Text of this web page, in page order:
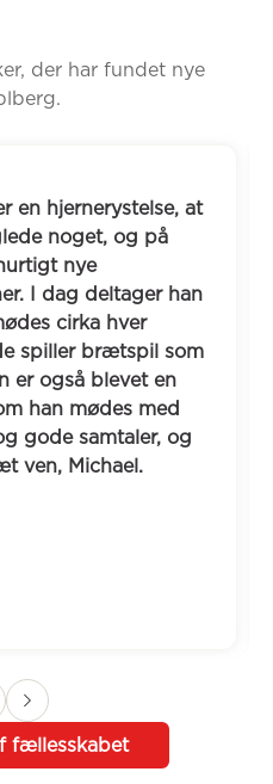
der har fundet nye
en hjernerystelse, at
noget, og på
nye
I dag deltager han
cirka hver
spiller brætspil som
er også blevet en
han mødes med
gode samtaler, og
ven, Michael.
fællesskabet